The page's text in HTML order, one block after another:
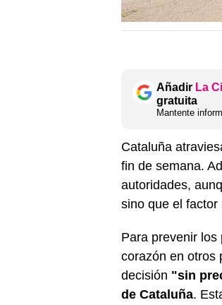
Añadir La
gratuita
Mantente
Cataluña
fin de semana.
autoridades,
sino que el
Para prevenir los
corazón en otros
decisión "sin
de Cataluña.